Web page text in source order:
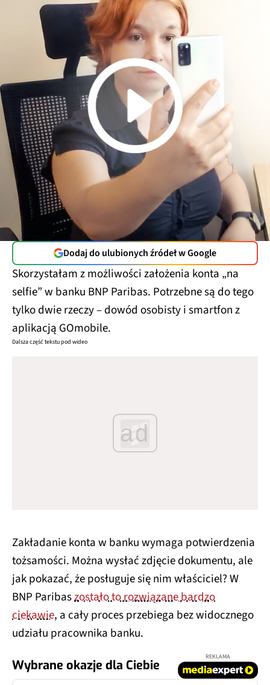
Dodaj do ulubionych źródeł w Google
Skorzystałam z możliwości założenia konta „na
selfie” w banku BNP Paribas. Potrzebne są do tego
tylko dwie rzeczy – dowód osobisty i smartfon z
aplikacją GOmobile.
Dalsza część tekstu pod wideo
ad
Zakładanie konta w banku wymaga potwierdzenia
tożsamości. Można wysłać zdjęcie dokumentu, ale
jak pokazać, że posługuje się nim właściciel? W
BNP Paribaszostało to rozwiązane bardzo
ciekawie, a cały proces przebiega bez widocznego
udziału pracownika banku.
Wybrane okazje dla Ciebie
REKLAMA